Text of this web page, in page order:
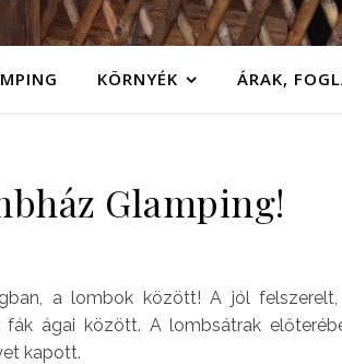
KÖRNYÉK ÁRAK,
Glamping!
a lombok között! A jól
ágai között. A lombsátrak
kapott.